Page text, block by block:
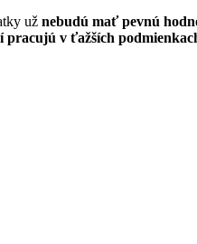
už nebudú mať pevnú
pracujú v ťažších